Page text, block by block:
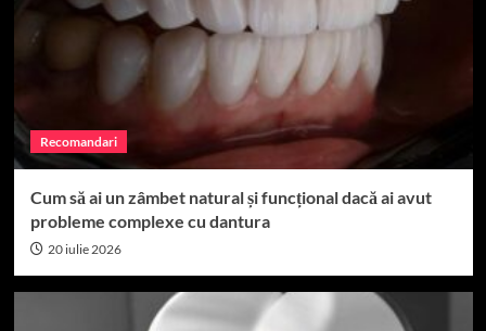
Recomandari
Cum să ai un zâmbet natural și funcțional dacă ai avut
probleme complexe cu dantura
20 iulie 2026